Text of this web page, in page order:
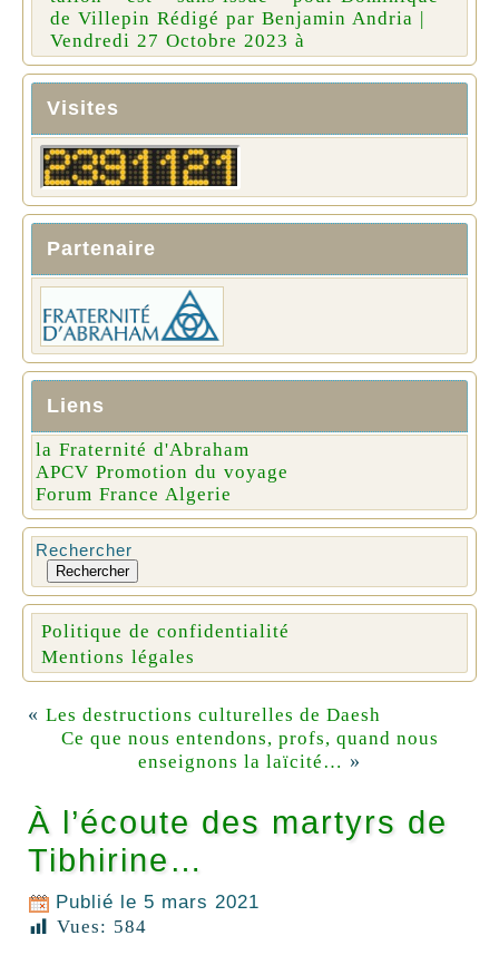
de Villepin Rédigé par Benjamin Andria |
Vendredi 27 Octobre 2023 à
Visites
Partenaire
Liens
la Fraternité d'Abraham
APCV Promotion du voyage
Forum France Algerie
Rechercher
Rechercher
Politique de confidentialité
Mentions légales
« Les destructions culturelles de Daesh
Ce que nous entendons, profs, quand nous
enseignons la laïcité… »
À l’écoute des martyrs de
Tibhirine…
Publié le 5 mars 2021
Vues: 584